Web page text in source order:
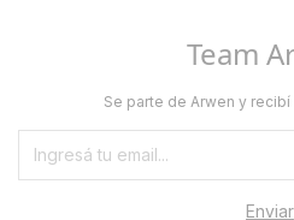
Team
Se parte de Arwen y